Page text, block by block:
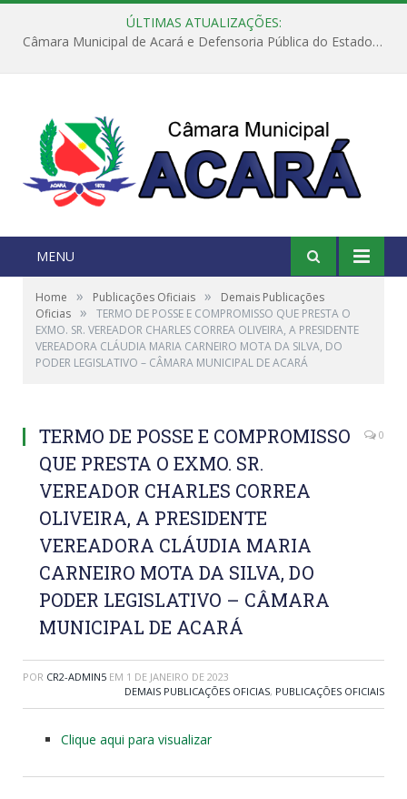
ÚLTIMAS ATUALIZAÇÕES:
Câmara Municipal de Acará e Defensoria Pública do Estado, promovem Ação Balcão de Direitos
MENU
Home » Publicações Oficiais »
Demais Publicações
Oficias »
TERMO DE POSSE E COMPROMISSO QUE PRESTA O
EXMO. SR. VEREADOR CHARLES CORREA OLIVEIRA, A PRESIDENTE
VEREADORA CLÁUDIA MARIA CARNEIRO MOTA DA SILVA, DO
PODER LEGISLATIVO – CÂMARA MUNICIPAL DE ACARÁ
TERMO DE POSSE E COMPROMISSO
QUE PRESTA O EXMO. SR.
VEREADOR CHARLES CORREA
OLIVEIRA, A PRESIDENTE
VEREADORA CLÁUDIA MARIA
CARNEIRO MOTA DA SILVA, DO
PODER LEGISLATIVO – CÂMARA
MUNICIPAL DE ACARÁ
0
POR CR2-ADMIN5 EM 1 DE JANEIRO DE 2023
DEMAIS PUBLICAÇÕES OFICIAS, PUBLICAÇÕES OFICIAIS
Clique aqui para visualizar